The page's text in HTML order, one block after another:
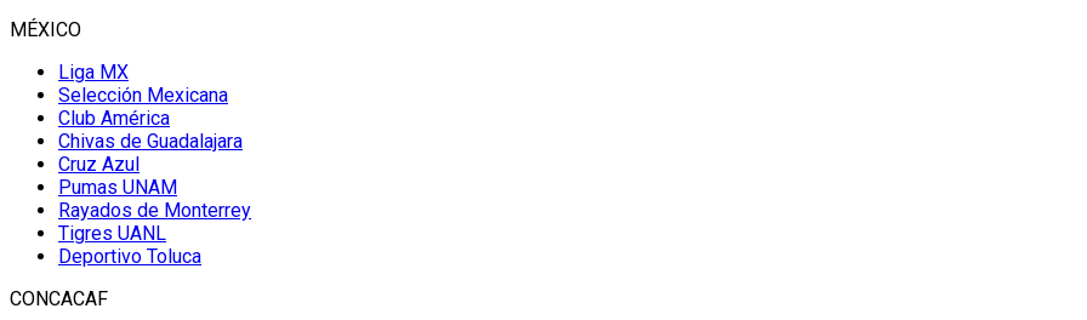
MÉXICO
Liga MX
Selección Mexicana
Club América
Chivas de Guadalajara
Cruz Azul
Pumas UNAM
Rayados de Monterrey
Tigres UANL
Deportivo Toluca
CONCACAF